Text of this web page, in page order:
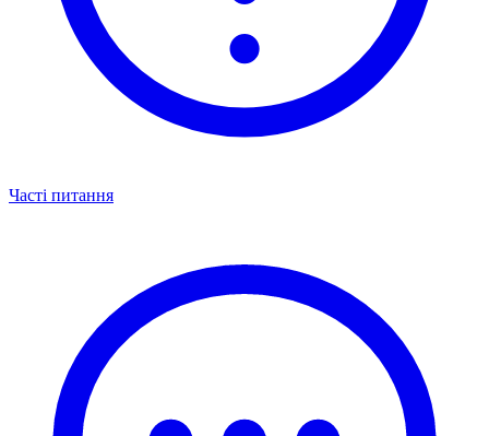
Часті питання